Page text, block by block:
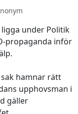
under Politik
propaganda inför
hamnar rätt
upphovsman i
gäller